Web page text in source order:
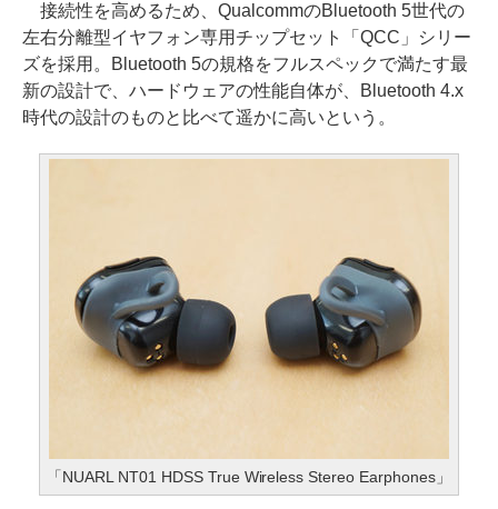
接続性を高めるため、QualcommのBluetooth 5世代の
左右分離型イヤフォン専用チップセット「QCC」シリー
ズを採用。Bluetooth 5の規格をフルスペックで満たす最
新の設計で、ハードウェアの性能自体が、Bluetooth 4.x
時代の設計のものと比べて遥かに高いという。
「NUARL NT01 HDSS True Wireless Stereo Earphones」